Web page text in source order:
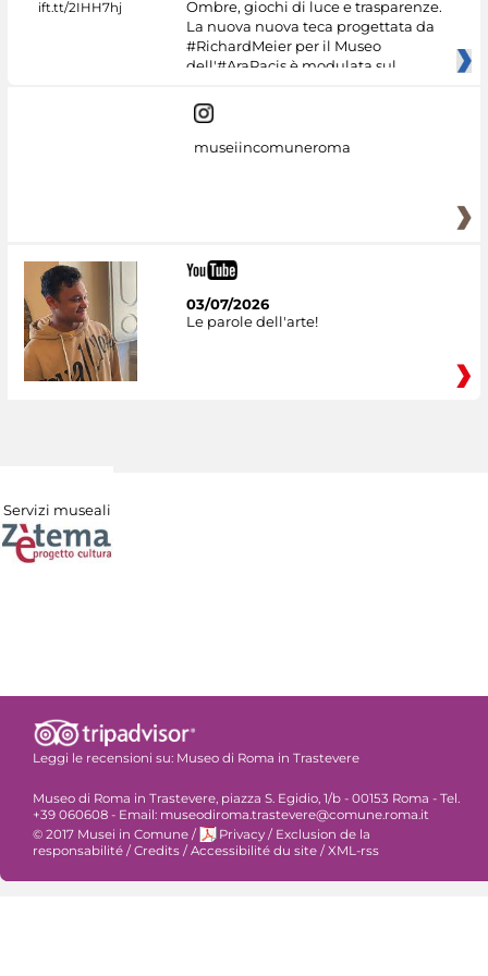
Ombre, giochi di luce e trasparenze.
La nuova nuova teca progettata da
#RichardMeier per il Museo
dell'#AraPacis è modulata sul
museiincomuneroma
03/07/2026
Le parole dell'arte!
Servizi museali
Leggi le recensioni su: Museo di Roma in Trastevere
Museo di Roma in Trastevere, piazza S. Egidio, 1/b - 00153 Roma - Tel.
+39 060608 - Email: museodiroma.trastevere@comune.roma.it
© 2017 Musei in Comune / Privacy / Exclusion de la
responsabilité / Credits / Accessibilité du site / XML-rss